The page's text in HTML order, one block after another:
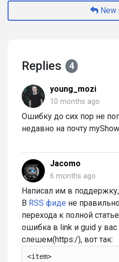
New
Replies 4
young_mozi
10 months ago
Ошибку до сих пор не
недавно на почту
Jacomo
6 months ago
Написал им в
В RSS фиде не
перехода к полной
ошибка в link и guid у
слешем(https:/), вот так:
<item>